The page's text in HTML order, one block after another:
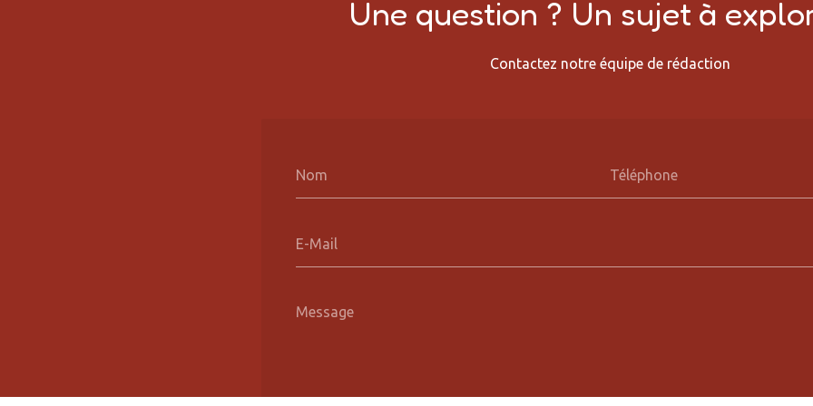
Une question ? Un sujet à
Contactez notre équipe de rédaction
Nom Téléphone
E-Mail
Message